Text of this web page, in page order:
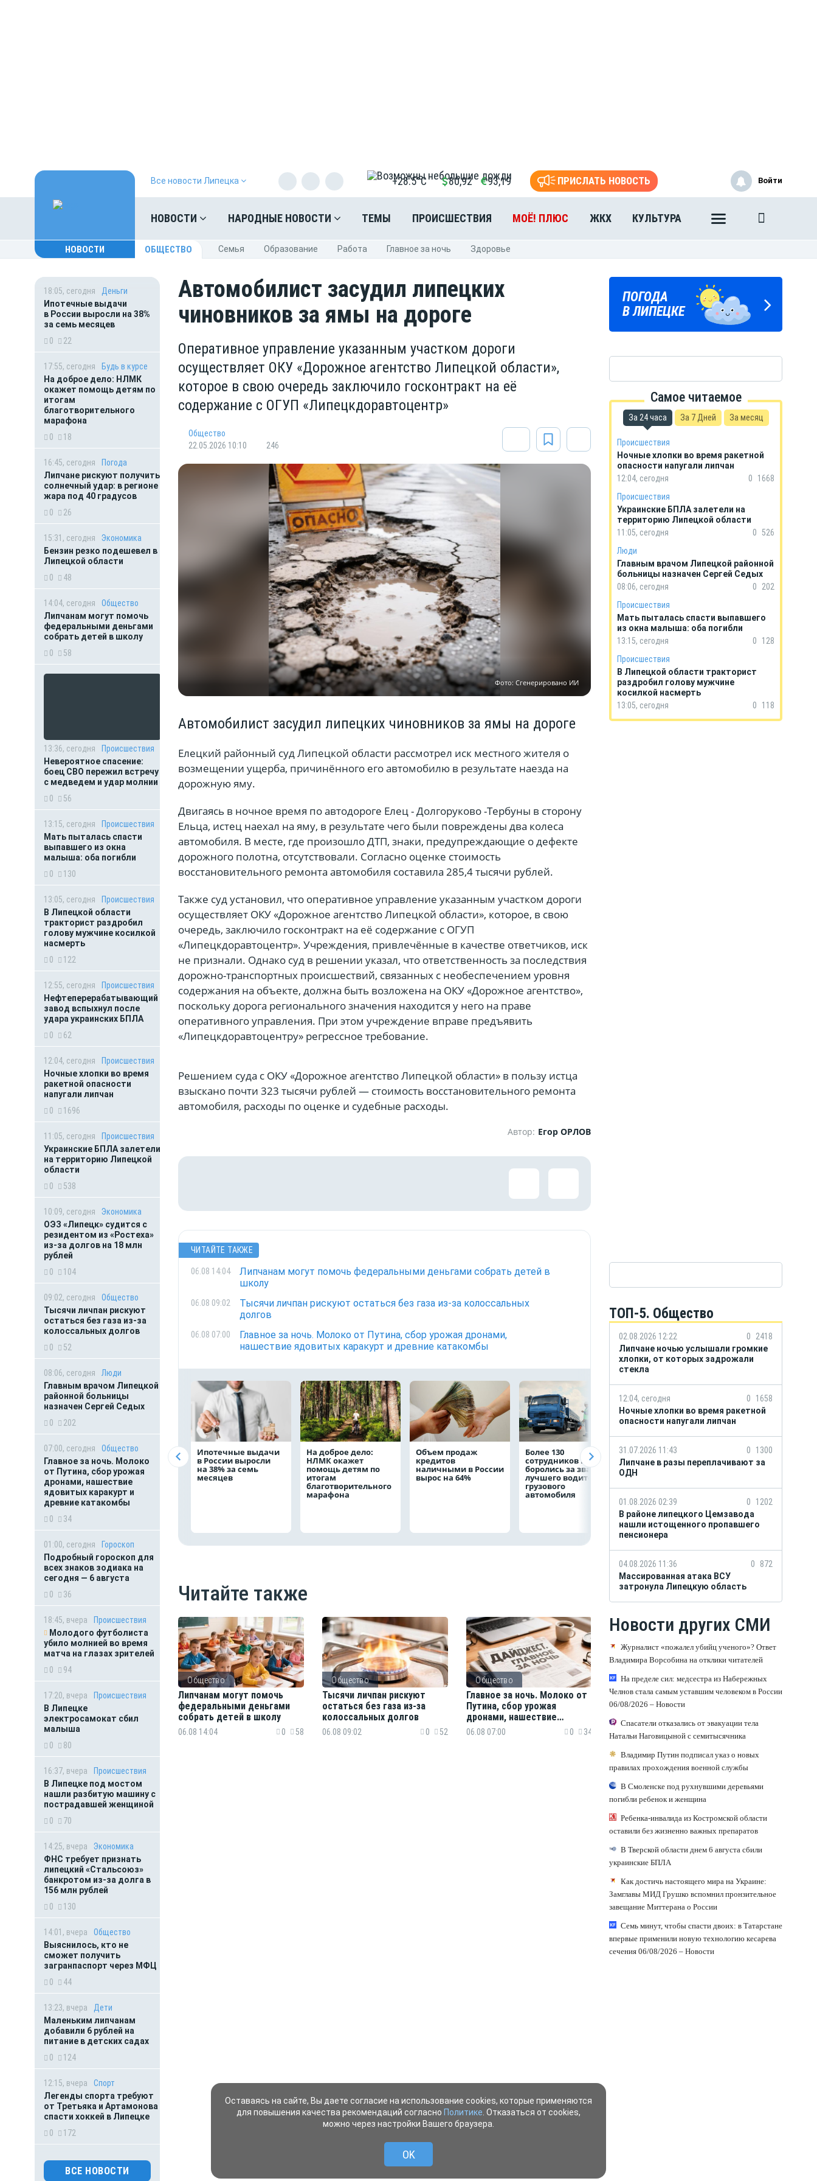
Все новости Липецка +28.5°C 80,92 93,19 ПРИСЛАТЬ НОВОСТЬ
НОВОСТИ НАРОДНЫЕ НОВОСТИ ТЕМЫ ПРОИСШЕСТВИЯ МОЁ! ПЛЮС ЖКХ КУЛЬТУРА
Войти
НОВОСТИ ОБЩЕСТВО Cемья Oбразование Pабота Главное за ночь Здоровье
18:05, сегодня
Деньги
Ипотечные выдачи
в России выросли на 38%
за семь месяцев
0
22
17:55, сегодня
Будь в курсе
На доброе дело: НЛМК
окажет помощь детям по
итогам
благотворительного
марафона
0
18
16:45, сегодня
Погода
Липчане рискуют получить
солнечный удар: в регионе
жара под 40 градусов
0
26
15:31, сегодня
Экономика
Бензин резко подешевел в
Липецкой области
0
48
14:04, сегодня
Общество
Липчанам могут помочь
федеральными деньгами
собрать детей в школу
0
58
13:36, сегодня
Происшествия
Невероятное спасение:
боец СВО пережил встречу
с медведем и удар молнии
0
56
13:15, сегодня
Происшествия
Мать пыталась спасти
выпавшего из окна
малыша: оба погибли
0
130
13:05, сегодня
Происшествия
В Липецкой области
тракторист раздробил
голову мужчине косилкой
насмерть
0
122
12:55, сегодня
Происшествия
Нефтеперерабатывающий
завод вспыхнул после
удара украинских БПЛА
0
62
12:04, сегодня
Происшествия
Ночные хлопки во время
ракетной опасности
напугали липчан
0
1696
11:05, сегодня
Происшествия
Украинские БПЛА залетели
на территорию Липецкой
области
0
538
10:09, сегодня
Экономика
ОЭЗ «Липецк» судится с
резидентом из «Ростеха»
из-за долгов на 18 млн
рублей
0
104
09:02, сегодня
Общество
Тысячи личпан рискуют
остаться без газа из-за
колоссальных долгов
0
52
08:06, сегодня
Люди
Главным врачом Липецкой
районной больницы
назначен Сергей Седых
0
202
07:00, сегодня
Общество
Главное за ночь. Молоко
от Путина, сбор урожая
дронами, нашествие
ядовитых каракурт и
древние катакомбы
0
34
01:00, сегодня
Гороскоп
Подробный гороскоп для
всех знаков зодиака на
сегодня — 6 августа
0
36
18:45, вчера
Происшествия
Молодого футболиста
убило молнией во время
матча на глазах зрителей
0
94
17:20, вчера
Происшествия
В Липецке
электросамокат сбил
малыша
0
80
16:37, вчера
Происшествия
В Липецке под мостом
нашли разбитую машину с
пострадавшей женщиной
0
70
14:25, вчера
Экономика
ФНС требует признать
липецкий «Стальсоюз»
банкротом из-за долга в
156 млн рублей
0
130
14:01, вчера
Общество
Выяснилось, кто не
сможет получить
загранпаспорт через МФЦ
0
44
13:23, вчера
Дети
Маленьким липчанам
добавили 6 рублей на
питание в детских садах
0
124
12:15, вчера
Спорт
Легенды спорта требуют
от Третьяка и Артамонова
спасти хоккей в Липецке
0
172
11:07, вчера
Происшествия
ПВО работала в небе над
ВСЕ НОВОСТИ
Автомобилист засудил липецких
чиновников за ямы на дороге
Оперативное управление указанным участком дороги
осуществляет ОКУ «Дорожное агентство Липецкой области»,
которое в свою очередь заключило госконтракт на её
содержание с ОГУП «Липецкдоравтоцентр»
Общество
22.05.2026 10:10
246
Фото: Сгенерировано ИИ
Автомобилист засудил липецких чиновников за ямы на дороге
Елецкий районный суд Липецкой области рассмотрел иск местного жителя о
возмещении ущерба, причинённого его автомобилю в результате наезда на
дорожную яму.
Двигаясь в ночное время по автодороге Елец - Долгоруково -Тербуны в сторону
Ельца, истец наехал на яму, в результате чего были повреждены два колеса
автомобиля. В месте, где произошло ДТП, знаки, предупреждающие о дефекте
дорожного полотна, отсутствовали. Согласно оценке стоимость
восстановительного ремонта автомобиля составила 285,4 тысячи рублей.
Также суд установил, что оперативное управление указанным участком дороги
осуществляет ОКУ «Дорожное агентство Липецкой области», которое, в свою
очередь, заключило госконтракт на её содержание с ОГУП
«Липецкдоравтоцентр». Учреждения, привлечённые в качестве ответчиков, иск
не признали. Однако суд в решении указал, что ответственность за последствия
дорожно-транспортных происшествий, связанных с необеспечением уровня
содержания на объекте, должна быть возложена на ОКУ «Дорожное агентство»,
поскольку дорога регионального значения находится у него на праве
оперативного управления. При этом учреждение вправе предъявить
«Липецкдоравтоцентру» регрессное требование.
Решением суда с ОКУ «Дорожное агентство Липецкой области» в пользу истца
взыскано почти 323 тысячи рублей — стоимость восстановительного ремонта
автомобиля, расходы по оценке и судебные расходы.
Автор: Егор ОРЛОВ
ЧИТАЙТЕ ТАКЖЕ
06.08 14:04
Липчанам могут помочь федеральными деньгами собрать детей в
школу
06.08 09:02
Тысячи личпан рискуют остаться без газа из-за колоссальных
долгов
06.08 07:00
Главное за ночь. Молоко от Путина, сбор урожая дронами,
нашествие ядовитых каракурт и древние катакомбы
Ипотечные выдачи
в России выросли
на 38% за семь
месяцев
На доброе дело:
НЛМК окажет
помощь детям по
итогам
благотворительного
марафона
Объем продаж
кредитов
наличными в России
вырос на 64%
Более 130
сотрудников НЛМК
боролись за звание
лучшего водителя
грузового
автомобиля
Рефинансирование
кредитов в первом
полугодии 2026 года
5 тысяч гостей, 9
трудовых
и гигантский
подвели итоги
лучше»
Читайте также
Общество
Липчанам могут помочь
федеральными деньгами
собрать детей в школу
06.08 14:04 0 58
Общество
Тысячи личпан рискуют
остаться без газа из-за
колоссальных долгов
06.08 09:02 0 52
Общество
Главное за ночь. Молоко от
Путина, сбор урожая
дронами, нашествие
ядовитых каракурт и
06.08 07:00 0 34
ПОГОДА
В ЛИПЕЦКЕ
ЛИПЕЦКИЕ
РЕАЛИИ
Новости Липецка и области
ГОРОСКОП
НА КАЖДЫЙ ДЕНЬ
Самое читаемое
За 24 часа За 7 Дней За месяц
Происшествия
Ночные хлопки во время ракетной
опасности напугали липчан
12:04, сегодня
0
1668
Происшествия
Украинские БПЛА залетели на
территорию Липецкой области
11:05, сегодня
0 526
Люди
Главным врачом Липецкой районной
больницы назначен Сергей Седых
08:06, сегодня
0
202
Происшествия
Мать пыталась спасти выпавшего
из окна малыша: оба погибли
13:15, сегодня
0
128
Происшествия
В Липецкой области тракторист
раздробил голову мужчине
косилкой насмерть
13:05, сегодня
0 118
ТОП-5. Общество
02.08.2026 12:22 0
2418
Липчане ночью услышали громкие
хлопки, от которых задрожали
стекла
12:04, сегодня 0
1658
Ночные хлопки во время ракетной
опасности напугали липчан
31.07.2026 11:43 0
1300
Липчане в разы переплачивают за
ОДН
01.08.2026 02:39 0
1202
В районе липецкого Цемзавода
нашли истощенного пропавшего
пенсионера
04.08.2026 11:36 0
872
Массированная атака ВСУ
затронула Липецкую область
Новости других СМИ
Журналист «пожалел убийц ученого»? Ответ
Владимира Ворсобина на отклики читателей
На пределе сил: медсестра из Набережных
Челнов стала самым уставшим человеком в России
06/08/2026 – Новости
Спасатели отказались от эвакуации тела
Натальи Наговицыной с семитысячника
Владимир Путин подписал указ о новых
правилах прохождения военной службы
В Смоленске под рухнувшими деревьями
погибли ребенок и женщина
Ребенка-инвалида из Костромской области
оставили без жизненно важных препаратов
В Тверской области днем 6 августа сбили
украинские БПЛА
Как достичь настоящего мира на Украине:
Замглавы МИД Грушко вспомнил пронзительное
завещание Миттерана о России
Семь минут, чтобы спасти двоих: в Татарстане
впервые применили новую технологию кесарева
сечения 06/08/2026 – Новости
Оставаясь на сайте, Вы даете согласие на использование cookies, которые применяются
для повышения качества рекомендаций согласно Политике . Отказаться от cookies,
можно через настройки Вашего браузера.
OK